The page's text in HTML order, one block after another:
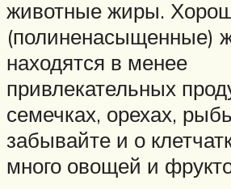
животные жиры.
(полиненасыщенные)
находятся в менее
привлекательных
семечках, орехах,
забывайте и о
много овощей и